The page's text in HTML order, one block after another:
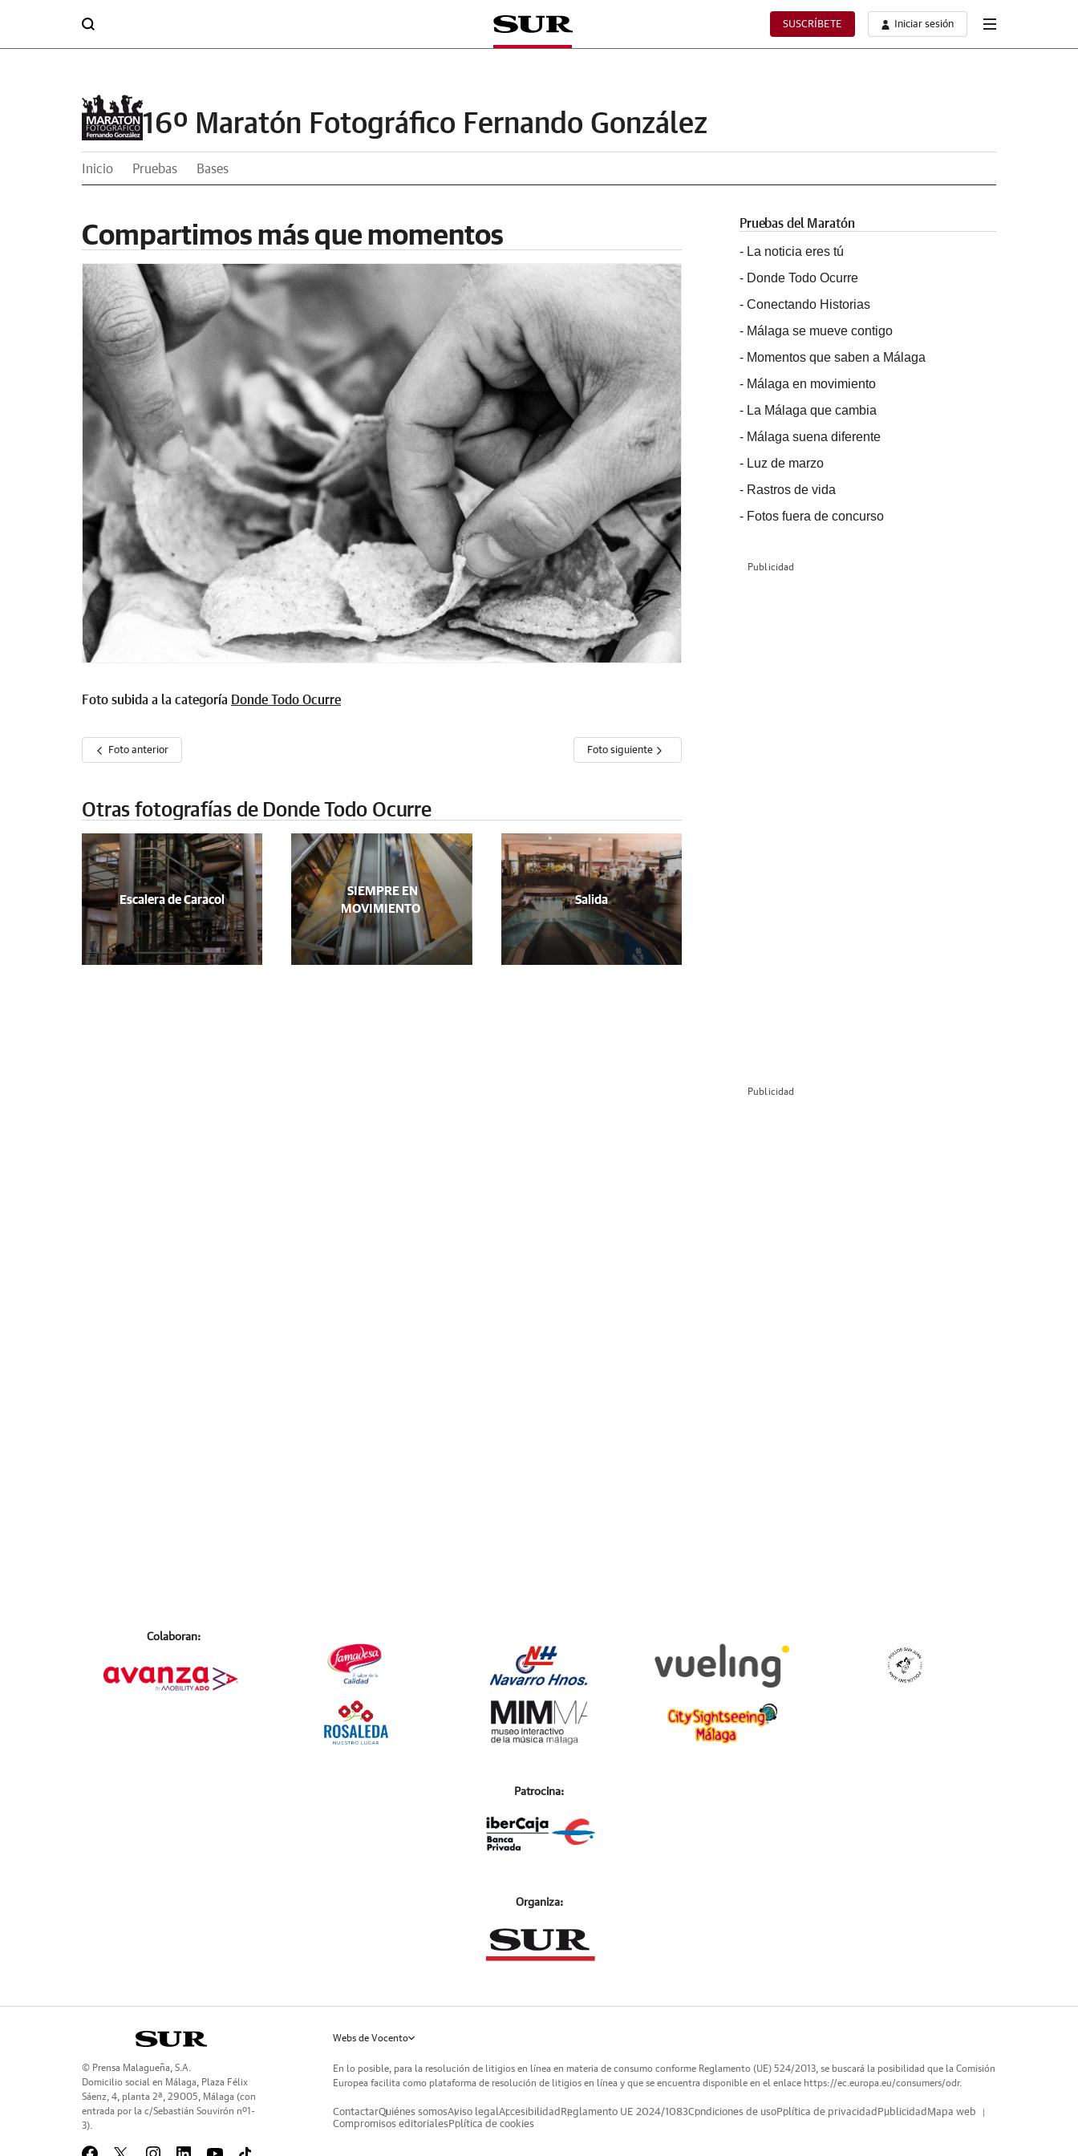
SUSCRÍBETE Iniciar sesión
16º Maratón Fotográfico Fernando González
Inicio Pruebas Bases
Compartimos más que momentos
Foto subida a la categoría Donde Todo Ocurre
Foto anterior Foto siguiente
Otras fotografías de Donde Todo Ocurre
Escalera de Caracol
SIEMPRE EN
MOVIMIENTO
Salida
Pruebas del Maratón
- La noticia eres tú
- Donde Todo Ocurre
- Conectando Historias
- Málaga se mueve contigo
- Momentos que saben a Málaga
- Málaga en movimiento
- La Málaga que cambia
- Málaga suena diferente
- Luz de marzo
- Rastros de vida
- Fotos fuera de concurso
Publicidad
Publicidad
Colaboran:
Patrocina:
Organiza:
© Prensa Malagueña, S.A.
Domicilio social en Málaga, Plaza Félix
Sáenz, 4, planta 2ª, 29005, Málaga (con
entrada por la c/Sebastián Souvirón nº1-
3).
Webs de Vocento
En lo posible, para la resolución de litigios en línea en materia de consumo conforme Reglamento (UE) 524/2013, se buscará la posibilidad que la Comisión
Europea facilita como plataforma de resolución de litigios en línea y que se encuentra disponible en el enlace https://ec.europa.eu/consumers/odr.
ContactarQuiénes somosAviso legalAccesibilidad Reglamento UE 2024/1083Condiciones de usoPolítica de privacidad Publicidad Mapa web
Compromisos editorialesPolítica de cookies